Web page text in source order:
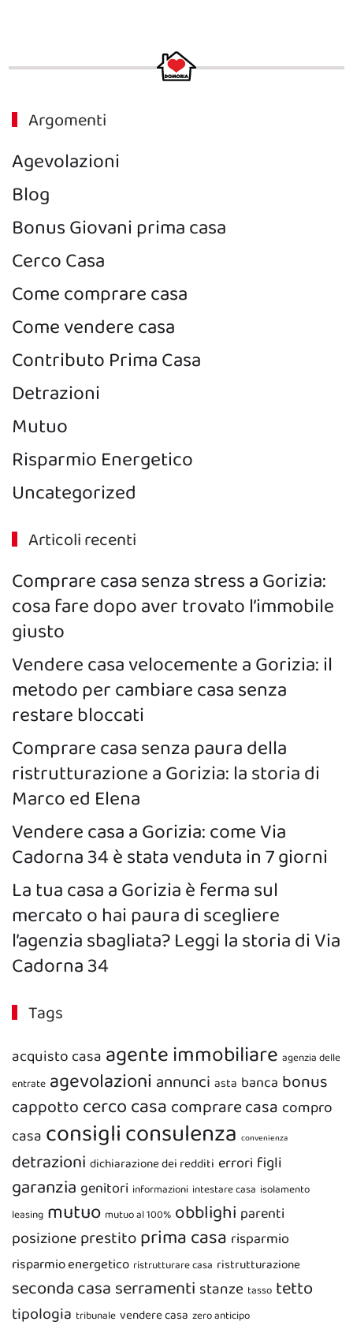
Argomenti
Agevolazioni
Blog
Bonus Giovani prima casa
Cerco Casa
Come comprare casa
Come vendere casa
Contributo Prima Casa
Detrazioni
Mutuo
Risparmio Energetico
Uncategorized
Articoli recenti
Comprare casa senza stress a Gorizia:
cosa fare dopo aver trovato l’immobile
giusto
Vendere casa velocemente a Gorizia: il
metodo per cambiare casa senza
restare bloccati
Comprare casa senza paura della
ristrutturazione a Gorizia: la storia di
Marco ed Elena
Vendere casa a Gorizia: come Via
Cadorna 34 è stata venduta in 7 giorni
La tua casa a Gorizia è ferma sul
mercato o hai paura di scegliere
l’agenzia sbagliata? Leggi la storia di Via
Cadorna 34
Tags
acquisto casa agente immobiliare agenzia delle
entrate agevolazioni annunci asta banca bonus
cappottocerco casacomprare casa compro
casa consigliconsulenza convenienza
detrazioni dichiarazione dei redditi errori figli
garanzia genitori informazioni intestare casa isolamento
leasing mutuo mutuo al 100% obblighi parenti
posizioneprestitoprima casa risparmio
risparmio energetico ristrutturare casa ristrutturazione
seconda casaserramenti stanze tasso tetto
tipologia tribunale vendere casa zero anticipo